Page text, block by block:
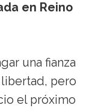
en Reino
una fianza
pero
el próximo